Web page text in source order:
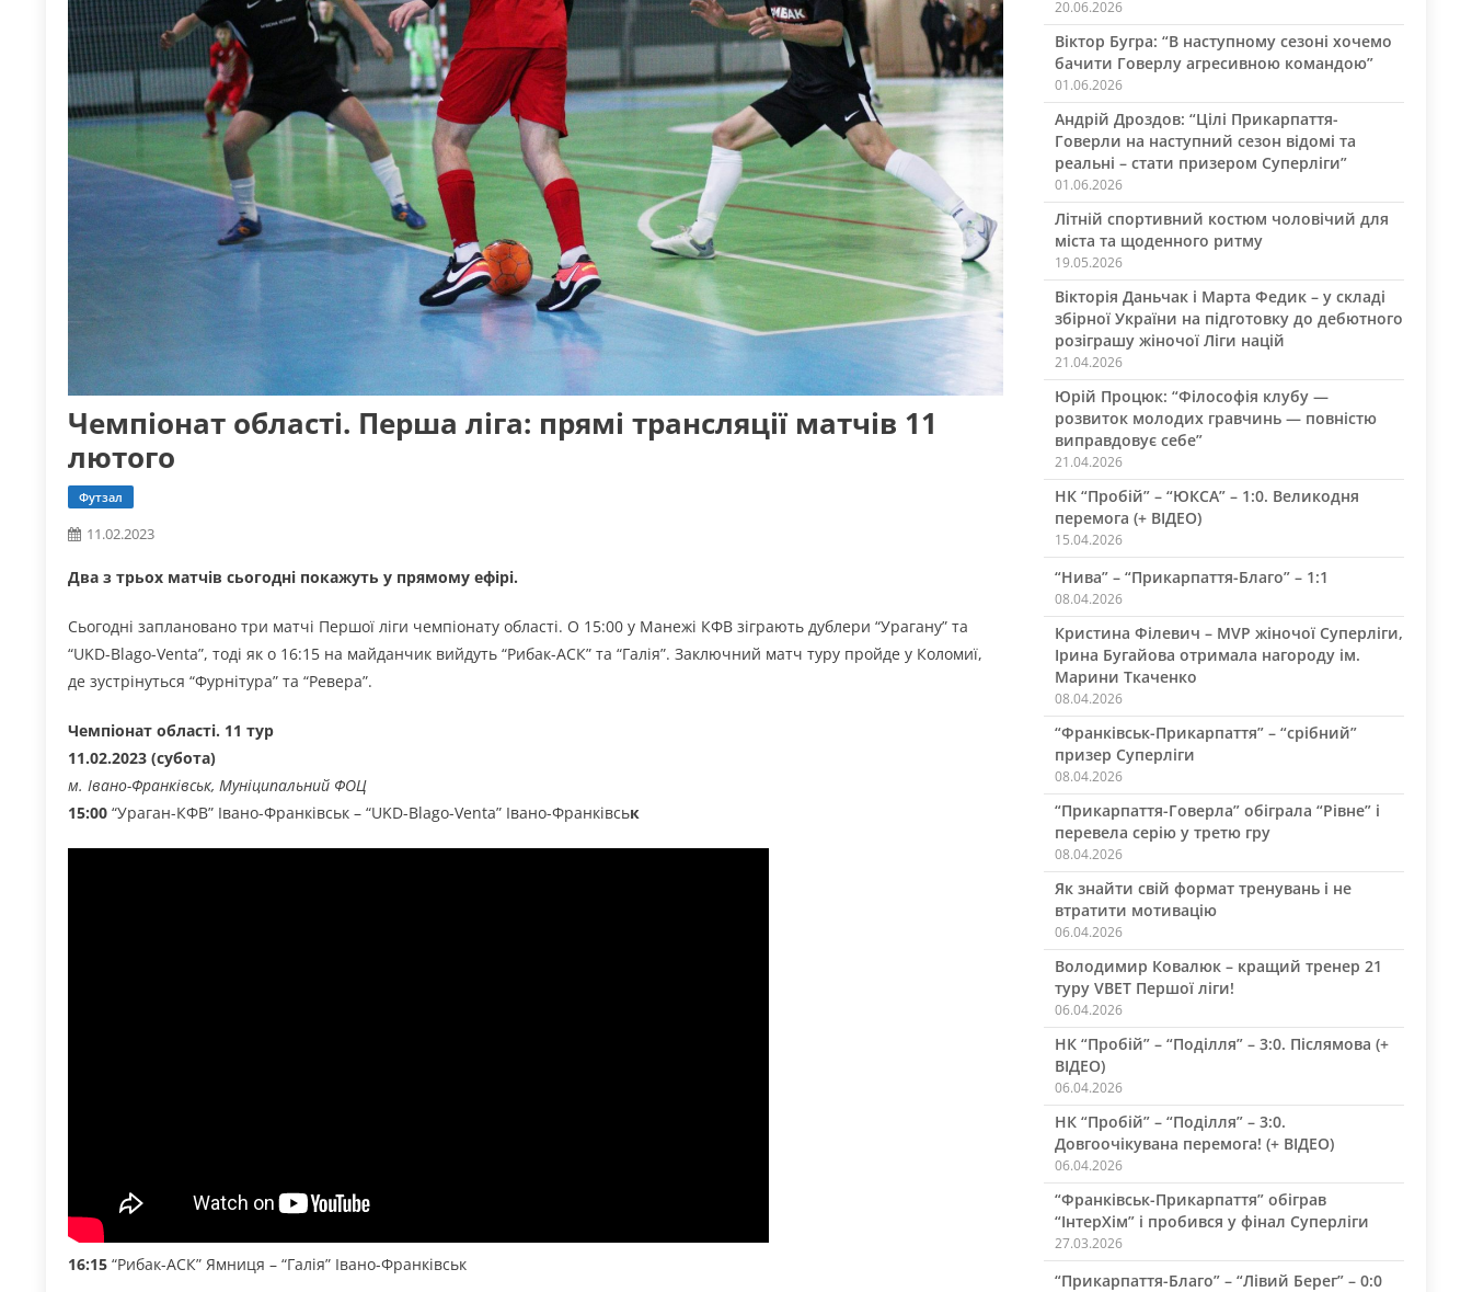
Чемпіонат області. Перша ліга: прямі трансляції матчів 11
лютого
Футзал
11.02.2023
Два з трьох матчів сьогодні покажуть у прямому ефірі.
Сьогодні заплановано три матчі Першої ліги чемпіонату області. О 15:00 у Манежі КФВ зіграють дублери “Урагану” та
“UKD-Blago-Venta”, тоді як о 16:15 на майданчик вийдуть “Рибак-АСК” та “Галія”. Заключний матч туру пройде у Коломиї,
де зустрінуться “Фурнітура” та “Ревера”.
Чемпіонат області. 11 тур
11.02.2023 (субота)
м. Івано-Франківськ, Муніципальний ФОЦ
15:00 “Ураган-КФВ” Івано-Франківськ – “UKD-Blago-Venta” Івано-Франківськ
16:15 “Рибак-АСК” Ямниця – “Галія” Івано-Франківськ
20.06.2026
Віктор Бугра: “В наступному сезоні хочемо
бачити Говерлу агресивною командою”
01.06.2026
Андрій Дроздов: “Цілі Прикарпаття-
Говерли на наступний сезон відомі та
реальні – стати призером Суперліги”
01.06.2026
Літній спортивний костюм чоловічий для
міста та щоденного ритму
19.05.2026
Вікторія Даньчак і Марта Федик – у складі
збірної України на підготовку до дебютного
розіграшу жіночої Ліги націй
21.04.2026
Юрій Процюк: “Філософія клубу —
розвиток молодих гравчинь — повністю
виправдовує себе”
21.04.2026
НК “Пробій” – “ЮКСА” – 1:0. Великодня
перемога (+ ВІДЕО)
15.04.2026
“Нива” – “Прикарпаття-Благо” – 1:1
08.04.2026
Кристина Філевич – MVP жіночої Суперліги,
Ірина Бугайова отримала нагороду ім.
Марини Ткаченко
08.04.2026
“Франківськ-Прикарпаття” – “срібний”
призер Суперліги
08.04.2026
“Прикарпаття-Говерла” обіграла “Рівне” і
перевела серію у третю гру
08.04.2026
Як знайти свій формат тренувань і не
втратити мотивацію
06.04.2026
Володимир Ковалюк – кращий тренер 21
туру VBET Першої ліги!
06.04.2026
НК “Пробій” – “Поділля” – 3:0. Післямова (+
ВІДЕО)
06.04.2026
НК “Пробій” – “Поділля” – 3:0.
Довгоочікувана перемога! (+ ВІДЕО)
06.04.2026
“Франківськ-Прикарпаття” обіграв
“ІнтерХім” і пробився у фінал Суперліги
27.03.2026
“Прикарпаття-Благо” – “Лівий Берег” – 0:0